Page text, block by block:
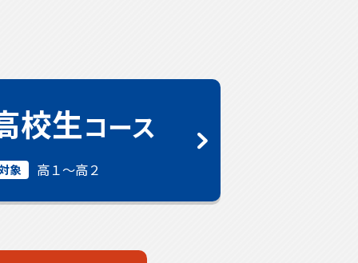
校生コース
象 高１〜高２